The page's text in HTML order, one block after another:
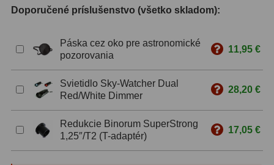
ED a Flat Field12
Ostatné 30
Barlow65
Doporučené príslušenstvo (všetko skladom):
Páska cez oko pre astronomické
pozorovania
11,95 €
Svietidlo Sky-Watcher Dual
Red/White Dimmer
28,20 €
Redukcie Binorum SuperStrong
1,25″/T2 (T-adaptér)
17,05 €